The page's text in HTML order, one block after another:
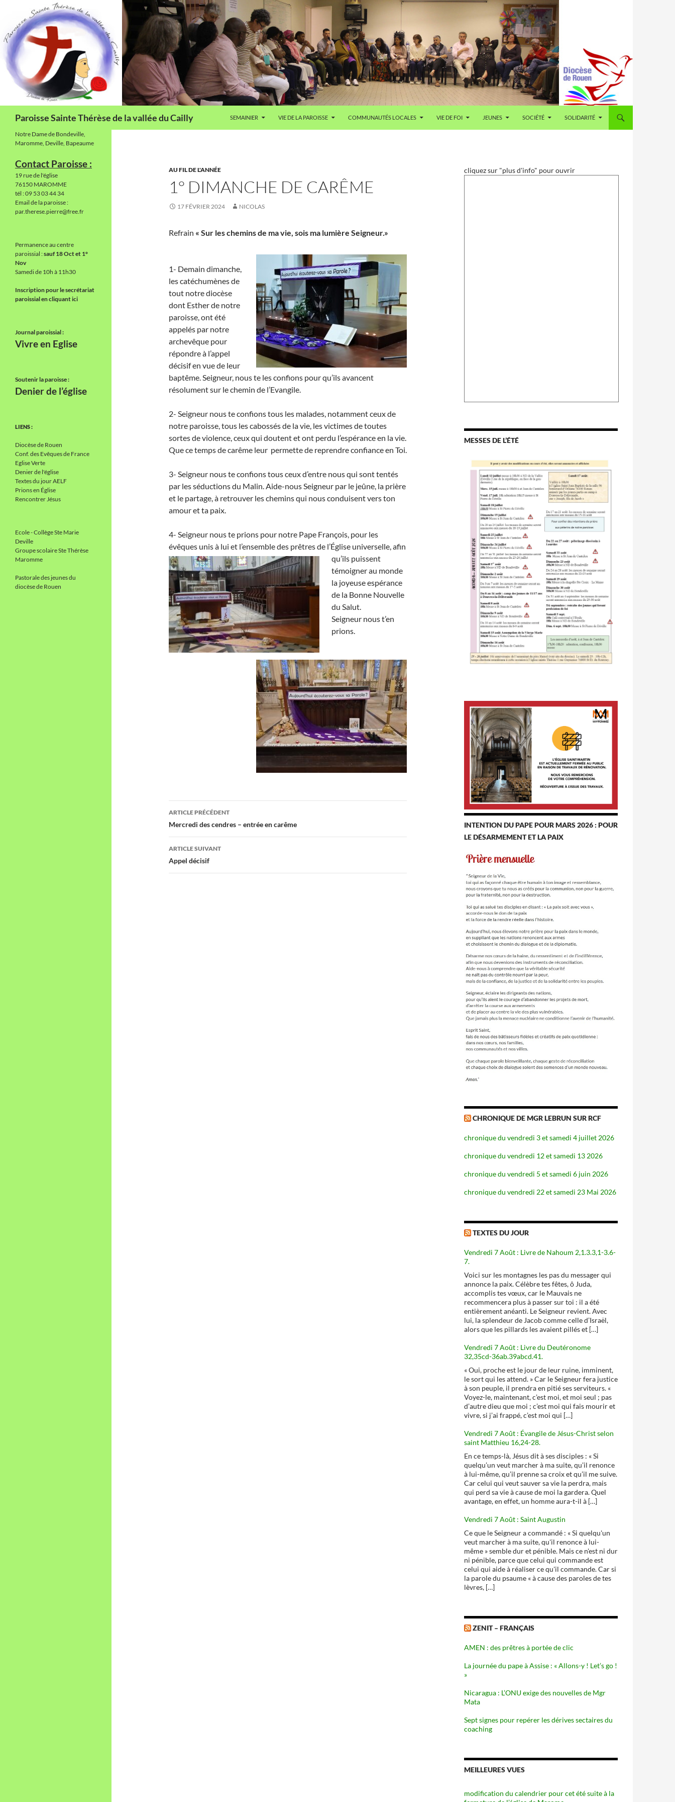
contenu
Paroisse Sainte Thérèse de la vallée du Cailly SEMAINIER VIE DE LA PAROISSE COMMUNAUTÉS LOCALES VIE DE FOI JEUNES SOCIÉTÉ SOLIDARITÉ
AU FIL DE L'ANNÉE
1° DIMANCHE DE CARÊME
17 FÉVRIER 2024 NICOLAS
Refrain « Sur les chemins de ma vie, sois ma lumière Seigneur.»
1- Demain dimanche,
les catéchumènes de
tout notre diocèse
dont Esther de notre
paroisse, ont été
appelés par notre
archevêque pour
répondre à l’appel
décisif en vue de leur
baptême. Seigneur, nous te les confions pour qu’ils avancent
résolument sur le chemin de l’Evangile.
2- Seigneur nous te confions tous les malades, notamment ceux de
notre paroisse, tous les cabossés de la vie, les victimes de toutes
sortes de violence, ceux qui doutent et ont perdu l’espérance en la vie.
Que ce temps de carême leur permette de reprendre confiance en Toi.
3- Seigneur nous te confions tous ceux d’entre nous qui sont tentés
par les séductions du Malin. Aide-nous Seigneur par le jeûne, la prière
et le partage, à retrouver les chemins qui nous conduisent vers ton
amour et ta paix.
4- Seigneur nous te prions pour notre Pape François, pour les
évêques unis à lui et l’ensemble des prêtres de l’Église universelle, afin
qu’ils puissent
témoigner au monde
la joyeuse espérance
de la Bonne Nouvelle
du Salut.
Seigneur nous t’en
prions.
Navigation
des
articles
ARTICLE PRÉCÉDENT
Mercredi des cendres – entrée en carême
ARTICLE SUIVANT
Appel décisif
cliquez sur "plus d'info" pour ouvrir
MESSES DE L’ÉTÉ
INTENTION DU PAPE POUR MARS 2026 : POUR
LE DÉSARMEMENT ET LA PAIX
CHRONIQUE DE MGR LEBRUN SUR RCF
chronique du vendredi 3 et samedi 4 juillet 2026
chronique du vendredi 12 et samedi 13 2026
chronique du vendredi 5 et samedi 6 juin 2026
chronique du vendredi 22 et samedi 23 Mai 2026
TEXTES DU JOUR
Vendredi 7 Août : Livre de Nahoum 2,1.3.3,1-3.6-
7.
Voici sur les montagnes les pas du messager qui
annonce la paix. Célèbre tes fêtes, ô Juda,
accomplis tes vœux, car le Mauvais ne
recommencera plus à passer sur toi : il a été
entièrement anéanti. Le Seigneur revient. Avec
lui, la splendeur de Jacob comme celle d’Israël,
alors que les pillards les avaient pillés et […]
Vendredi 7 Août : Livre du Deutéronome
32,35cd-36ab.39abcd.41.
« Oui, proche est le jour de leur ruine, imminent,
le sort qui les attend. » Car le Seigneur fera justice
à son peuple, il prendra en pitié ses serviteurs. «
Voyez-le, maintenant, c’est moi, et moi seul ; pas
d’autre dieu que moi ; c’est moi qui fais mourir et
vivre, si j’ai frappé, c’est moi qui […]
Vendredi 7 Août : Évangile de Jésus-Christ selon
saint Matthieu 16,24-28.
En ce temps-là, Jésus dit à ses disciples : « Si
quelqu’un veut marcher à ma suite, qu’il renonce
à lui-même, qu’il prenne sa croix et qu’il me suive.
Car celui qui veut sauver sa vie la perdra, mais
qui perd sa vie à cause de moi la gardera. Quel
avantage, en effet, un homme aura-t-il à […]
Vendredi 7 Août : Saint Augustin
Ce que le Seigneur a commandé : « Si quelqu'un
veut marcher à ma suite, qu'il renonce à lui-
même » semble dur et pénible. Mais ce n'est ni dur
ni pénible, parce que celui qui commande est
celui qui aide à réaliser ce qu'il commande. Car si
la parole du psaume « à cause des paroles de tes
lèvres, […]
ZENIT – FRANÇAIS
AMEN : des prêtres à portée de clic
La journée du pape à Assise : « Allons-y ! Let’s go !
»
Nicaragua : L’ONU exige des nouvelles de Mgr
Mata
Sept signes pour repérer les dérives sectaires du
coaching
MEILLEURES VUES
modification du calendrier pour cet été suite à la
Notre Dame de Bondeville,
Maromme, Deville, Bapeaume
Contact Paroisse :
19 rue de l'église
76150 MAROMME
tél : 09 53 03 44 34
Email de la paroisse :
par.therese.pierre@free.fr
Permanence au centre
paroissial :sauf 18 Oct et 1°
Nov
Samedi de 10h à 11h30
Inscription pour le secrétariat
paroissial en cliquant ici
Journal paroissial :
Vivre en Eglise
Soutenir la paroisse :
Denier de l’église
LIENS :
Diocèse de Rouen
Conf. des Evêques de France
Eglise Verte
Denier de l'église
Textes du jour AELF
Prions en Église
Rencontrer Jésus
Ecole - Collège Ste Marie
Deville
Groupe scolaire Ste Thérèse
Maromme
Pastorale des jeunes du
diocèse de Rouen